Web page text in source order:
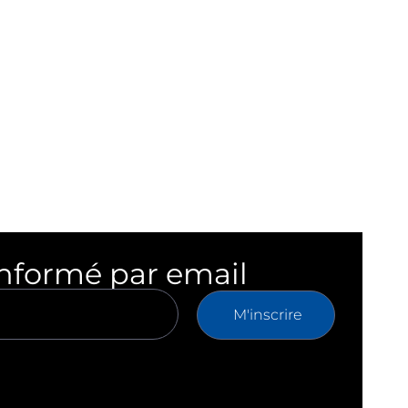
par email
M'inscrire